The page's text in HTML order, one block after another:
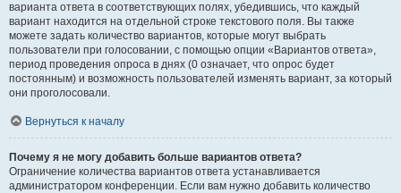
варианта ответа в соответствующих полях, убедившись, что каждый
вариант находится на отдельной строке текстового поля. Вы также
можете задать количество вариантов, которые могут выбрать
пользователи при голосовании, с помощью опции «Вариантов ответа»,
период проведения опроса в днях (0 означает, что опрос будет
постоянным) и возможность пользователей изменять вариант, за который
они проголосовали.
Вернуться к началу
Почему я не могу добавить больше вариантов ответа?
Ограничение количества вариантов ответа устанавливается
администратором конференции. Если вам нужно добавить количество